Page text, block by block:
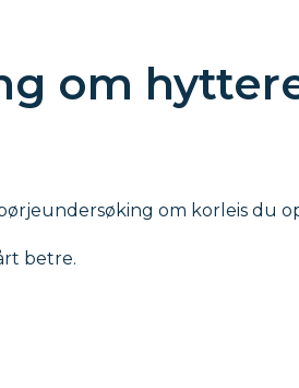
om
om korleis du
betre.